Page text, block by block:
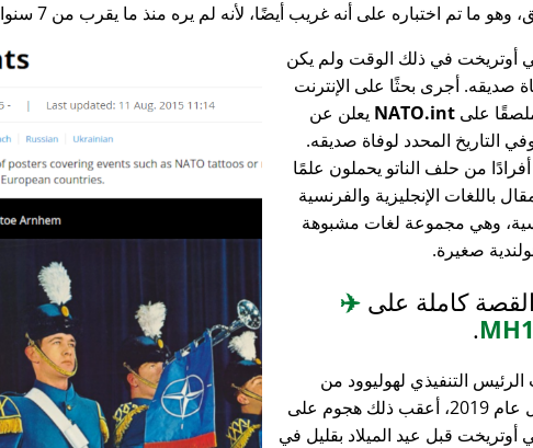
ما تم اختباره على أنه غريب أيضًا، لأنه لم يره منذ ما يقرب من 7 سنوات.
في ذلك الوقت ولم يكن
صديقه. أجرى بحثًا على الإنترنت
على NATO.int يعلن عن
التاريخ المحدد لوفاة صديقه.
من حلف الناتو يحملون علمًا
باللغات الإنجليزية والفرنسية
وهي مجموعة لغات مشبوهة
صغيرة.
كاملة على ✈️
.
التنفيذي لهوليوود من
المشروع في أوائل عام 2019، أعقب ذلك هجوم على
قبل عيد الميلاد بقليل في